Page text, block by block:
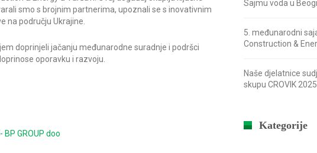
smo s brojnim partnerima, upoznali se s inovativnim
na području Ukrajine.
doprinjeli jačanju međunarodne suradnje i podršci
oporavku i razvoju.
Sajmu voda u
5. međunarodni
Construction &
Naše djelatnice
skupu CROVIK
Kategorije